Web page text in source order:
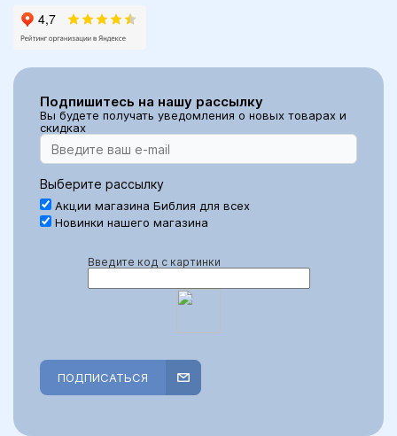
Подпишитесь на нашу рассылку
Вы будете получать уведомления о новых товарах и
скидках
Выберите рассылку
Акции магазина Библия для всех
Новинки нашего магазина
Введите код с картинки
ПОДПИСАТЬСЯ